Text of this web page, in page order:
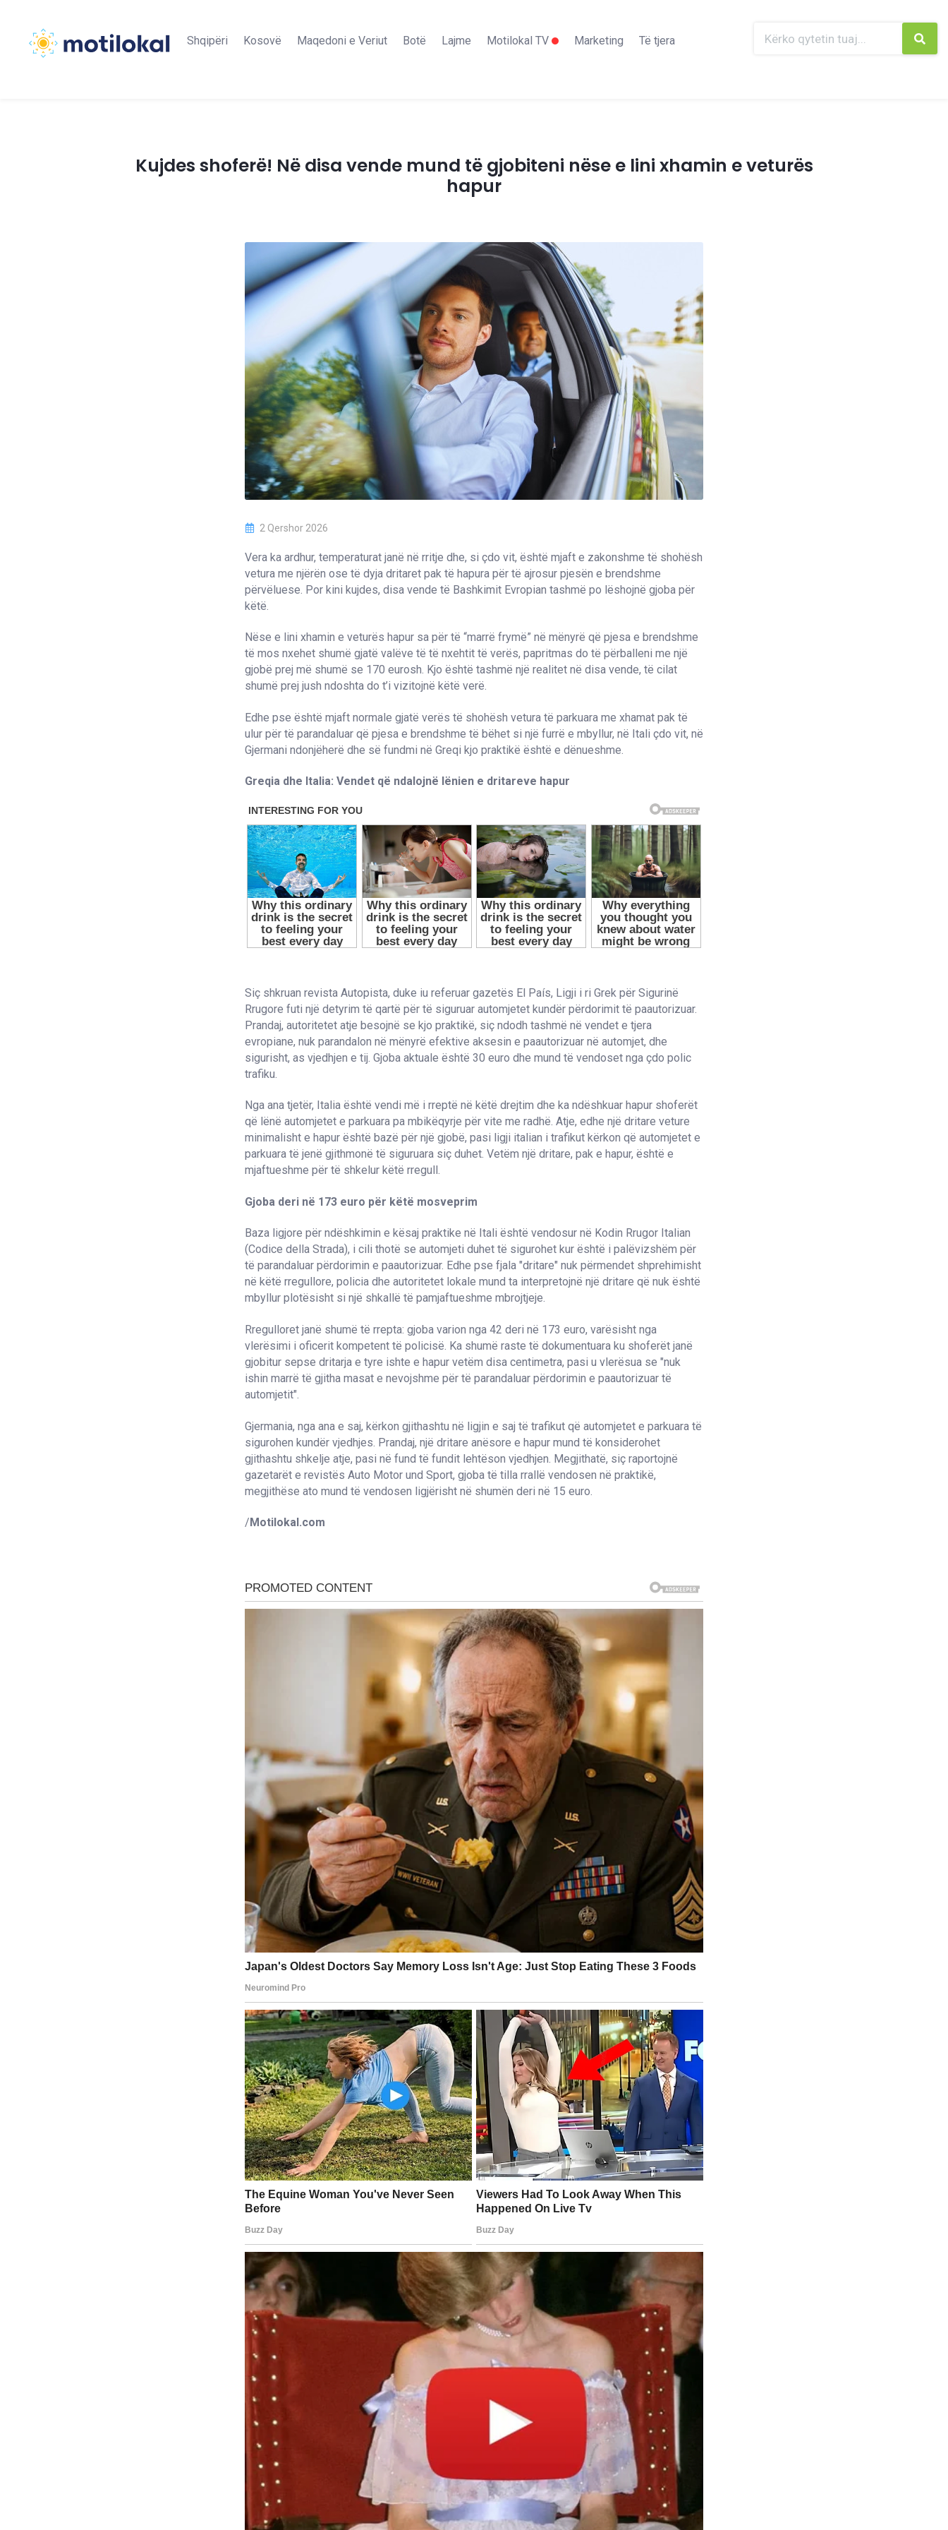
Shqipëri Kosovë Maqedoni e Veriut Botë Lajme Motilokal TV Marketing Të tjera
Kujdes shoferë! Në disa vende mund të gjobiteni nëse e lini xhamin e veturës
hapur
2 Qershor 2026
Vera ka ardhur, temperaturat janë në rritje dhe, si çdo vit, është mjaft e zakonshme të shohësh
vetura me njërën ose të dyja dritaret pak të hapura për të ajrosur pjesën e brendshme
përvëluese. Por kini kujdes, disa vende të Bashkimit Evropian tashmë po lëshojnë gjoba për
këtë.
Nëse e lini xhamin e veturës hapur sa për të “marrë frymë” në mënyrë që pjesa e brendshme
të mos nxehet shumë gjatë valëve të të nxehtit të verës, papritmas do të përballeni me një
gjobë prej më shumë se 170 eurosh. Kjo është tashmë një realitet në disa vende, të cilat
shumë prej jush ndoshta do t’i vizitojnë këtë verë.
Edhe pse është mjaft normale gjatë verës të shohësh vetura të parkuara me xhamat pak të
ulur për të parandaluar që pjesa e brendshme të bëhet si një furrë e mbyllur, në Itali çdo vit, në
Gjermani ndonjëherë dhe së fundmi në Greqi kjo praktikë është e dënueshme.
Greqia dhe Italia: Vendet që ndalojnë lënien e dritareve hapur
Siç shkruan revista Autopista, duke iu referuar gazetës El País, Ligji i ri Grek për Sigurinë
Rrugore futi një detyrim të qartë për të siguruar automjetet kundër përdorimit të paautorizuar.
Prandaj, autoritetet atje besojnë se kjo praktikë, siç ndodh tashmë në vendet e tjera
evropiane, nuk parandalon në mënyrë efektive aksesin e paautorizuar në automjet, dhe
sigurisht, as vjedhjen e tij. Gjoba aktuale është 30 euro dhe mund të vendoset nga çdo polic
trafiku.
Nga ana tjetër, Italia është vendi më i rreptë në këtë drejtim dhe ka ndëshkuar hapur shoferët
që lënë automjetet e parkuara pa mbikëqyrje për vite me radhë. Atje, edhe një dritare veture
minimalisht e hapur është bazë për një gjobë, pasi ligji italian i trafikut kërkon që automjetet e
parkuara të jenë gjithmonë të siguruara siç duhet. Vetëm një dritare, pak e hapur, është e
mjaftueshme për të shkelur këtë rregull.
Gjoba deri në 173 euro për këtë mosveprim
Baza ligjore për ndëshkimin e kësaj praktike në Itali është vendosur në Kodin Rrugor Italian
(Codice della Strada), i cili thotë se automjeti duhet të sigurohet kur është i palëvizshëm për
të parandaluar përdorimin e paautorizuar. Edhe pse fjala "dritare" nuk përmendet shprehimisht
në këtë rregullore, policia dhe autoritetet lokale mund ta interpretojnë një dritare që nuk është
mbyllur plotësisht si një shkallë të pamjaftueshme mbrojtjeje.
Rregulloret janë shumë të rrepta: gjoba varion nga 42 deri në 173 euro, varësisht nga
vlerësimi i oficerit kompetent të policisë. Ka shumë raste të dokumentuara ku shoferët janë
gjobitur sepse dritarja e tyre ishte e hapur vetëm disa centimetra, pasi u vlerësua se "nuk
ishin marrë të gjitha masat e nevojshme për të parandaluar përdorimin e paautorizuar të
automjetit".
Gjermania, nga ana e saj, kërkon gjithashtu në ligjin e saj të trafikut që automjetet e parkuara të
sigurohen kundër vjedhjes. Prandaj, një dritare anësore e hapur mund të konsiderohet
gjithashtu shkelje atje, pasi në fund të fundit lehtëson vjedhjen. Megjithatë, siç raportojnë
gazetarët e revistës Auto Motor und Sport, gjoba të tilla rrallë vendosen në praktikë,
megjithëse ato mund të vendosen ligjërisht në shumën deri në 15 euro.
/ Motilokal.com